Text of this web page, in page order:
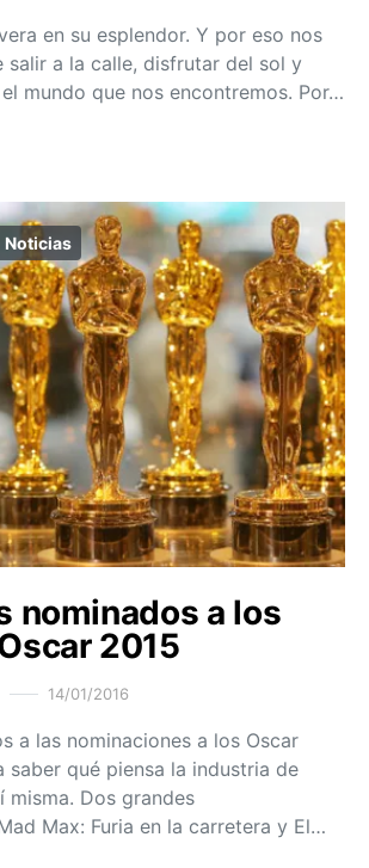
en su esplendor. Y por eso nos
salir a la calle, disfrutar del sol y
mundo que nos encontremos. Por…
Noticias
nominados a los
2015
14/01/2016
a las nominaciones a los Oscar
saber qué piensa la industria de
misma. Dos grandes
Max: Furia en la carretera y El…